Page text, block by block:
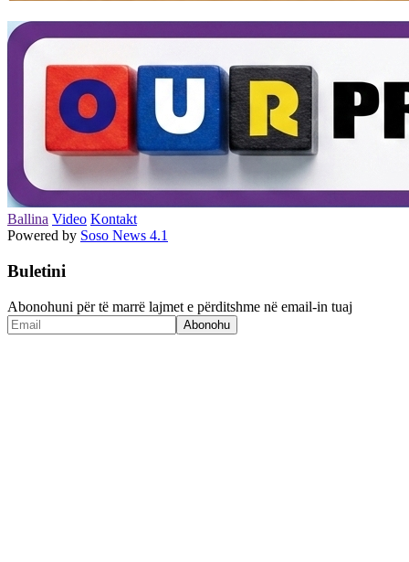
Ballina Video Kontakt
Powered by Soso News 4.1
Buletini
Abonohuni për të marrë lajmet e përditshme në email-in tuaj
Abonohu